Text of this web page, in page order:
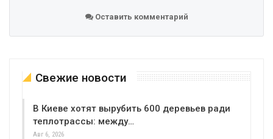
Оставить комментарий
Свежие новости
В Киеве хотят вырубить 600 деревьев ради
теплотрассы: между…
Авг 6, 2026